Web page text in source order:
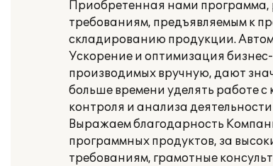
Приобретенная нами программа,
требованиям, предъявляемым к
складированию продукции.
Ускорение и оптимизация
производимых вручную, дают
больше времени уделять работе
контроля и анализа
Выражаем благодарность
программных продуктов, за
требованиям, грамотные